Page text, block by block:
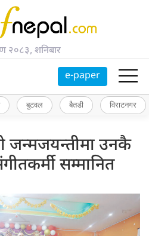
२०८३, शनिबार
e-paper
बुटवल बैतडी विराटनगर
जन्मजयन्तीमा उनकै
सम्मानित